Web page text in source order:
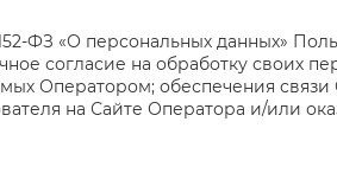
ФЗ «О персональных данных»
согласие на обработку своих
Оператором; обеспечения
на Сайте Оператора и/или